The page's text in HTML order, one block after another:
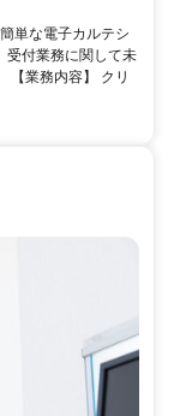
単な電子カルテシ
受付業務に関して未
【業務内容】 クリ